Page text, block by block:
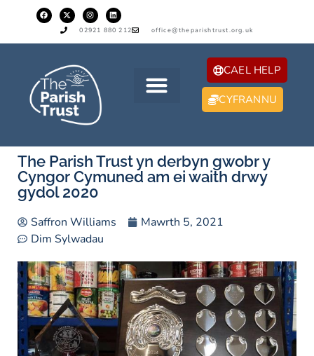
02921 880 212 office@theparishtrust.org.uk
CAEL HELP
CYFRANNU
The Parish Trust yn derbyn gwobr y
Cyngor Cymuned am ei waith drwy
gydol 2020
Saffron Williams
Mawrth 5, 2021
Dim Sylwadau